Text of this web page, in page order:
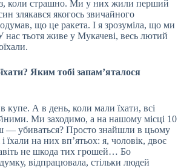
коли страшно. Ми у них жили перший
злякався якогось звичайного
що це ракета. І я зрозуміла, що ми
нас тьотя живе у Мукачеві, весь лютий
Яким тобі запам’яталося
А в день, коли мали їхати, всі
Ми заходимо, а на нашому місці 10
— убиваться? Просто знайшли в цьому
їхали на них вп’ятьох: я, чоловік, двоє
не шкода тих грошей… Бо
відпрацювала, стільки людей